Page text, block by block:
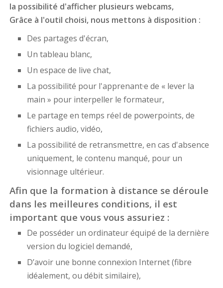
la possibilité d'afficher plusieurs webcams,
Grâce à l'outil choisi, nous mettons à disposition :
Des partages d'écran,
Un tableau blanc,
Un espace de live chat,
La possibilité pour l'apprenant·e de « lever la
main » pour interpeller le formateur,
Le partage en temps réel de powerpoints, de
fichiers audio, vidéo,
La possibilité de retransmettre, en cas d'absence
uniquement, le contenu manqué, pour un
visionnage ultérieur.
Afin que la formation à distance se déroule
dans les meilleures conditions, il est
important que vous vous assuriez :
De posséder un ordinateur équipé de la dernière
version du logiciel demandé,
D’avoir une bonne connexion Internet (fibre
idéalement, ou débit similaire),